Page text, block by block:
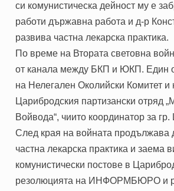
си комунистическа дейност му е
работи държавна работа и д-р
развива частна лекарска практика.
По време на Втората световна
от канала между БКП и ЮКП. Един
на Нелегален Околийски Комитет и
Царибродския партизански отряд
Войвода“, чиито координатор за
След края на войната продължава
частна лекарска практика и заема
комунистически постове в
резолюцията на ИНФОРМБЮРО и